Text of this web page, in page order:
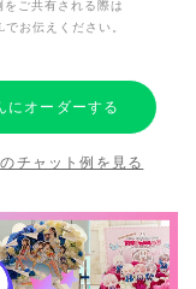
をご共有される際は
でお伝えください。
にオーダーする
チャット例を見る